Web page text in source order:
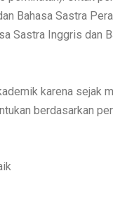
Bahasa Sastra
Sastra Inggris dan
karena sejak
berdasarkan